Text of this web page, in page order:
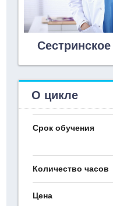
О цикле
Срок обучения
Количество часов
Цена